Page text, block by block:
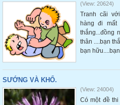
(View: 20624)
Tranh cãi
hàng đi mất
thắng...đồng
thân ....bạn
bạn
SƯỚNG VÀ KHỔ.
(View: 24004)
Có một đề